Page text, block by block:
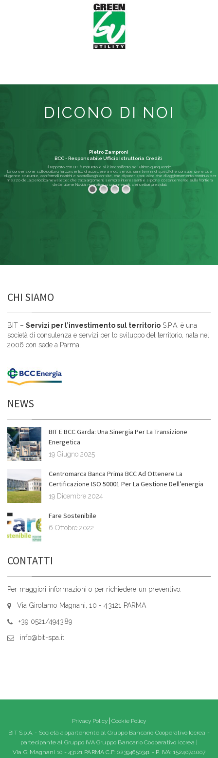
DICONO DI NOI
Il rapporto con BIT è maturato e si è intensificato nell'ultimo quinquennio.
La convenzione sottoscritta ci ha consentito di accedere a molti servizi, sia in termini di specifiche consulenze e due
diligence strutturate, con formali incarichi e sopralluoghi on-site, che di pareri spot; oltre che di aggiornamento continuo per
mezzo della periodica newsletter, che tratta argomenti sempre interessanti e si pone costantemente sulla frontiera
delle ultime Novità, normative o commerciali, dei settori presidiati.
Pietro Zamproni
BCC - Responsabile Ufficio Istruttoria Crediti
Leggi di più
CHI SIAMO
BIT – Servizi per l’investimento sul territorio S.P.A. è una
società di consulenza e servizi per lo sviluppo del territorio, nata nel
2006 con sede a Parma.
NEWS
BIT E BCC Garda: Una Sinergia Per La Transizione
Energetica
19 Giugno 2025
Centromarca Banca Prima BCC Ad Ottenere La
Certificazione ISO 50001 Per La Gestione Dell’energia
19 Dicembre 2024
Fare Sostenibile
6 Ottobre 2022
CONTATTI
Per maggiori informazioni o per richiedere un preventivo:
Via Girolamo Magnani, 10 - 43121 PARMA
+39 0521/494389
info@bit-spa.it
Privacy Policy Cookie Policy
BIT S.p.A. - Società appartenente al Gruppo Bancario Cooperativo Iccrea -
partecipante al Gruppo IVA Gruppo Bancario Cooperativo Iccrea |
Via G. Magnani 10 - 43121 PARMA C.F: 02394650341 - P. IVA: 15240741007